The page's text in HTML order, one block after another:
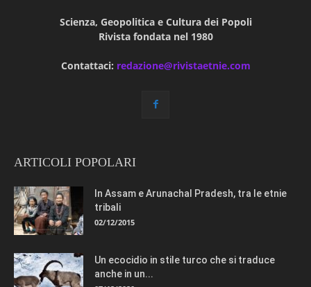
Scienza, Geopolitica e Cultura dei Popoli
Rivista fondata nel 1980
Contattaci: redazione@rivistaetnie.com
ARTICOLI POPOLARI
In Assam e Arunachal Pradesh, tra le etnie
tribali
02/12/2015
Un ecocidio in stile turco che si traduce
anche in un...